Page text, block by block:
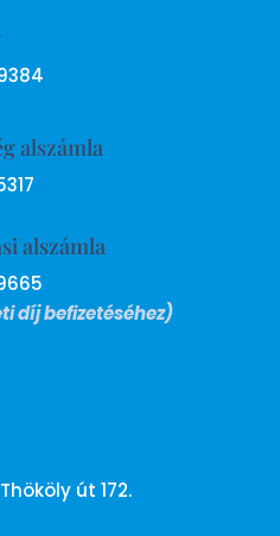
alszámla
alszámla
díj befizetéséhez)
út 172.